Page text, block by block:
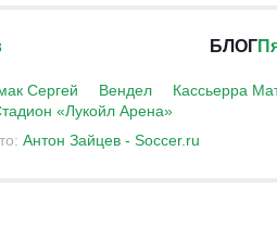
БЛОГ
Сергей Вендел Кассьерра
«Лукойл Арена»
Антон Зайцев - Soccer.ru